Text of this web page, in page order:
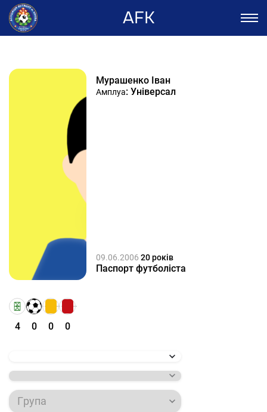
AFK
Мурашенко Іван
Амплуа: Універсал
09.06.2006 20 років
Паспорт футболіста
4 0 0 0
Група